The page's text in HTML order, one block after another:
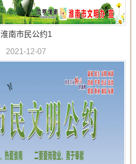
淮南市民公约1
2021-12-07